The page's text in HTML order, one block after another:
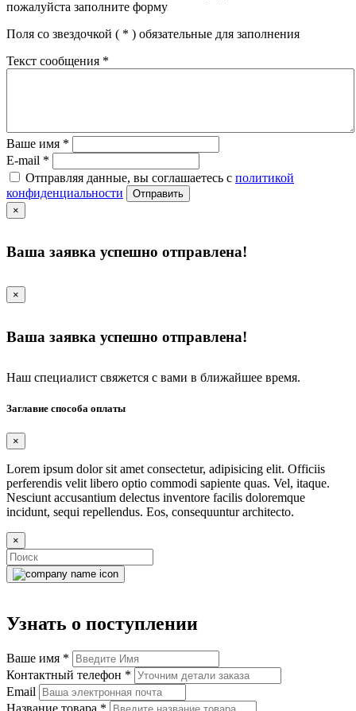
пожалуйста заполните форму
Поля со звездочкой ( * ) обязательные для заполнения
Текст сообщения *
Ваше имя *
E-mail *
Отправляя данные, вы соглашаетесь с политикой
конфиденциальности
Отправить
×
Ваша заявка успешно отправлена!
×
Ваша заявка успешно отправлена!
Наш специалист свяжется с вами в ближайшее время.
Заглавие способа оплаты
×
Lorem ipsum dolor sit amet consectetur, adipisicing elit. Officiis
perferendis velit libero optio commodi sapiente quas. Vel, itaque.
Nesciunt accusantium delectus inventore facilis doloremque
incidunt, sequi repellendus. Eos, consequuntur architecto.
×
Узнать о поступлении
Ваше имя *
Контактный телефон *
Email